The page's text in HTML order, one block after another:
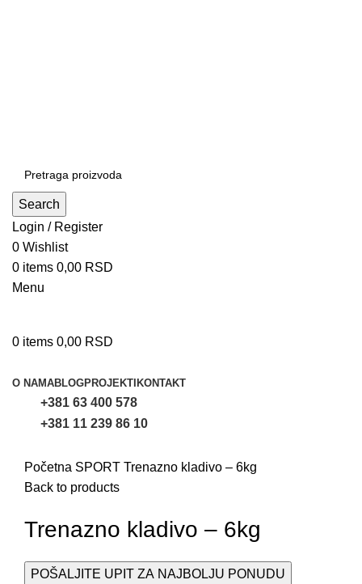
Search
Login / Register
0 Wishlist
0 items 0,00 RSD
Menu
0 items 0,00 RSD
O NAMABLOGPROJEKTIKONTAKT
+381 63 400 578
+381 11 239 86 10
Početna SPORT Trenazno kladivo – 6kg
Back to products
Trenazno kladivo – 6kg
POŠALJITE UPIT ZA NAJBOLJU PONUDU